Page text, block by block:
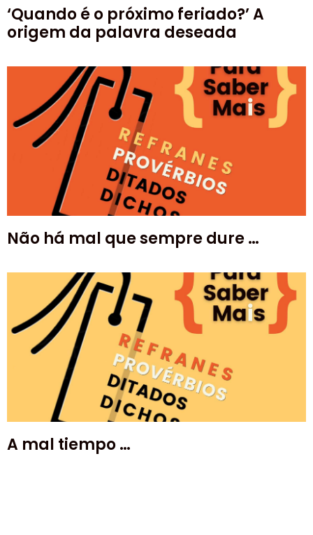
‘Quando é o próximo feriado?’ A
origem da palavra deseada
Não há mal que sempre dure …
A mal tiempo …